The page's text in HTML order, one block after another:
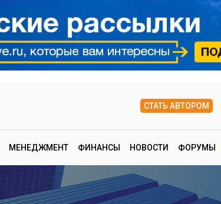
СТАТЬ АВТОРОМ
МЕНЕДЖМЕНТ ФИНАНСЫ НОВОСТИ ФОРУМЫ